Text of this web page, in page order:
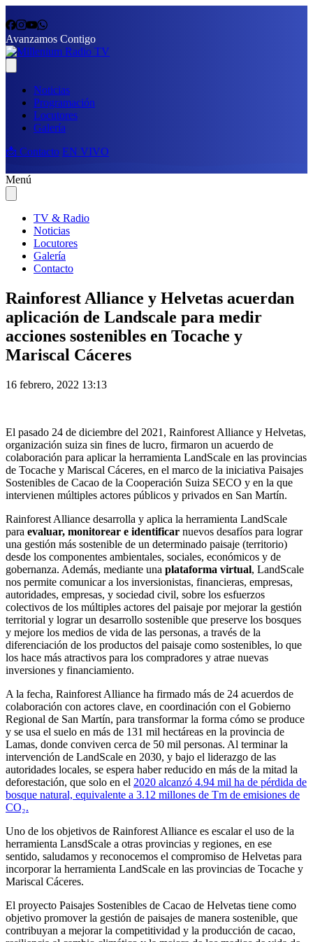
Avanzamos Contigo
Noticias
Programación
Locutores
Galería
📩 Contacto EN VIVO
Menú
TV & Radio
Noticias
Locutores
Galería
Contacto
Rainforest Alliance y Helvetas acuerdan
aplicación de Landscale para medir
acciones sostenibles en Tocache y
Mariscal Cáceres
16 febrero, 2022 13:13
El pasado 24 de diciembre del 2021, Rainforest Alliance y Helvetas,
organización suiza sin fines de lucro, firmaron un acuerdo de
colaboración para aplicar la herramienta LandScale en las provincias
de Tocache y Mariscal Cáceres, en el marco de la iniciativa Paisajes
Sostenibles de Cacao de la Cooperación Suiza SECO y en la que
intervienen múltiples actores públicos y privados en San Martín.
Rainforest Alliance desarrolla y aplica la herramienta LandScale
para evaluar, monitorear e identificar nuevos desafíos para lograr
una gestión más sostenible de un determinado paisaje (territorio)
desde los componentes ambientales, sociales, económicos y de
gobernanza. Además, mediante una plataforma virtual, LandScale
nos permite comunicar a los inversionistas, financieras, empresas,
autoridades, empresas, y sociedad civil, sobre los esfuerzos
colectivos de los múltiples actores del paisaje por mejorar la gestión
territorial y lograr un desarrollo sostenible que preserve los bosques
y mejore los medios de vida de las personas, a través de la
diferenciación de los productos del paisaje como sostenibles, lo que
los hace más atractivos para los compradores y atrae nuevas
inversiones y financiamiento.
A la fecha, Rainforest Alliance ha firmado más de 24 acuerdos de
colaboración con actores clave, en coordinación con el Gobierno
Regional de San Martín, para transformar la forma cómo se produce
y se usa el suelo en más de 131 mil hectáreas en la provincia de
Lamas, donde conviven cerca de 50 mil personas. Al terminar la
intervención de LandScale en 2030, y bajo el liderazgo de las
autoridades locales, se espera haber reducido en más de la mitad la
deforestación, que solo en el 2020 alcanzó 4.94 mil ha de pérdida de
bosque natural, equivalente a 3.12 millones de Tm de emisiones de
CO₂.
Uno de los objetivos de Rainforest Alliance es escalar el uso de la
herramienta LansdScale a otras provincias y regiones, en ese
sentido, saludamos y reconocemos el compromiso de Helvetas para
incorporar la herramienta LandScale en las provincias de Tocache y
Mariscal Cáceres.
El proyecto Paisajes Sostenibles de Cacao de Helvetas tiene como
objetivo promover la gestión de paisajes de manera sostenible, que
contribuyan a mejorar la competitividad y la producción de cacao,